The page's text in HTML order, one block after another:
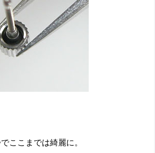
ここまでは綺麗に。